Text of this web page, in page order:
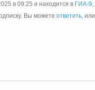
в 09:25 и находится в ГИА-9,
Вы можете ответить, или